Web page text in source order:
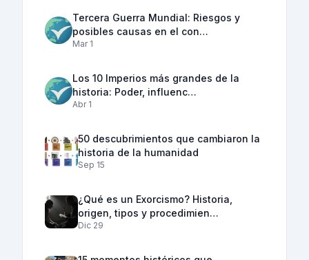
Tercera Guerra Mundial: Riesgos y
posibles causas en el con…
Mar 1
Los 10 Imperios más grandes de la
historia: Poder, influenc…
Abr 1
50 descubrimientos que cambiaron la
historia de la humanidad
Sep 15
¿Qué es un Exorcismo? Historia,
origen, tipos y procedimien…
Dic 29